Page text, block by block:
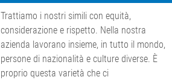
Trattiamo i nostri simili con equità,
considerazione e rispetto. Nella nostra
azienda lavorano insieme, in tutto il mondo,
persone di nazionalità e culture diverse. È
proprio questa varietà che ci